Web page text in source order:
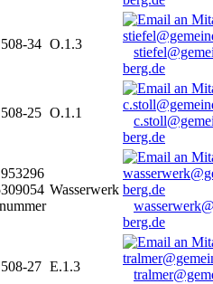
34 O.1.3
berg.de
25 O.1.1
berg.de
Wasserwerk
berg.de
27 E.1.3